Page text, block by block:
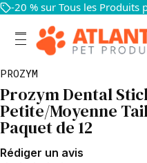
PROZYM
Prozym Dental
Petite/Moyenne
Paquet de 12
Rédiger un avis